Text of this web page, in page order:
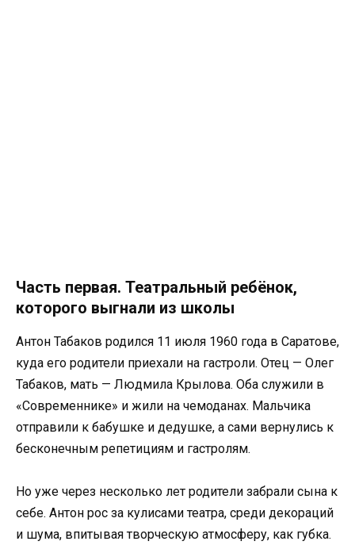
Часть первая. Театральный ребёнок,
которого выгнали из школы
Антон Табаков родился 11 июля 1960 года в Саратове,
куда его родители приехали на гастроли. Отец — Олег
Табаков, мать — Людмила Крылова. Оба служили в
«Современнике» и жили на чемоданах. Мальчика
отправили к бабушке и дедушке, а сами вернулись к
бесконечным репетициям и гастролям.
Но уже через несколько лет родители забрали сына к
себе. Антон рос за кулисами театра, среди декораций
и шума, впитывая творческую атмосферу, как губка.